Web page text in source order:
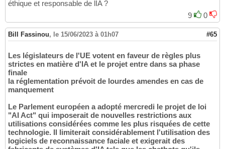
éthique et responsable de lIA ?
9
0
Bill Fassinou, le 15/06/2023 à 01h07 #65
Les législateurs de l'UE votent en faveur de règles plus
strictes en matière d'IA et le projet entre dans sa phase
finale
la réglementation prévoit de lourdes amendes en cas de
manquement
Le Parlement européen a adopté mercredi le projet de loi
"AI Act" qui imposerait de nouvelles restrictions aux
utilisations considérées comme les plus risquées de cette
technologie. Il limiterait considérablement l'utilisation des
logiciels de reconnaissance faciale et exigerait des